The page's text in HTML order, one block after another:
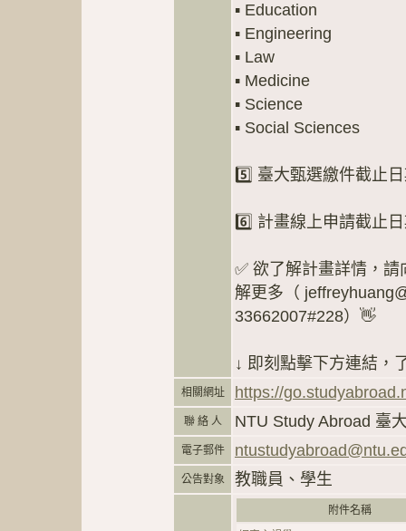
▪️ Education
▪️ Engineering
▪️ Law
▪️ Medicine
▪️ Science
▪️ Social Sciences
5️⃣ 臺大甄選繳件截止
6️⃣ 計畫線上申請截止
✅ 欲了解計畫詳情，
解更多（
33662007#228）👋
↓ 即刻點擊下方連結，
相關網址 https://
聯 絡 人 NTU Study Abroad 臺
電子郵件
公告對象 教職員、學生
附件名稱